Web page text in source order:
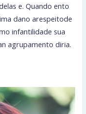
e. Quando ento
dano arespeitode
infantilidade sua
agrupamento diria.